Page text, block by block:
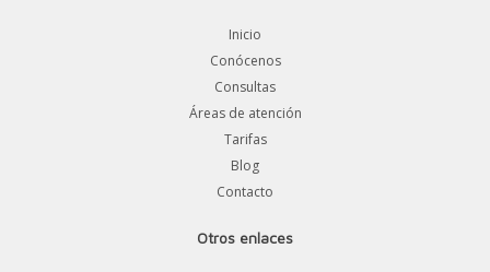
Inicio
Conócenos
Consultas
Áreas de atención
Tarifas
Blog
Contacto
Otros enlaces